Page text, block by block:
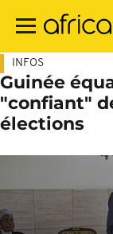
contenu
INFOS
Guinée
"confiant"
élections